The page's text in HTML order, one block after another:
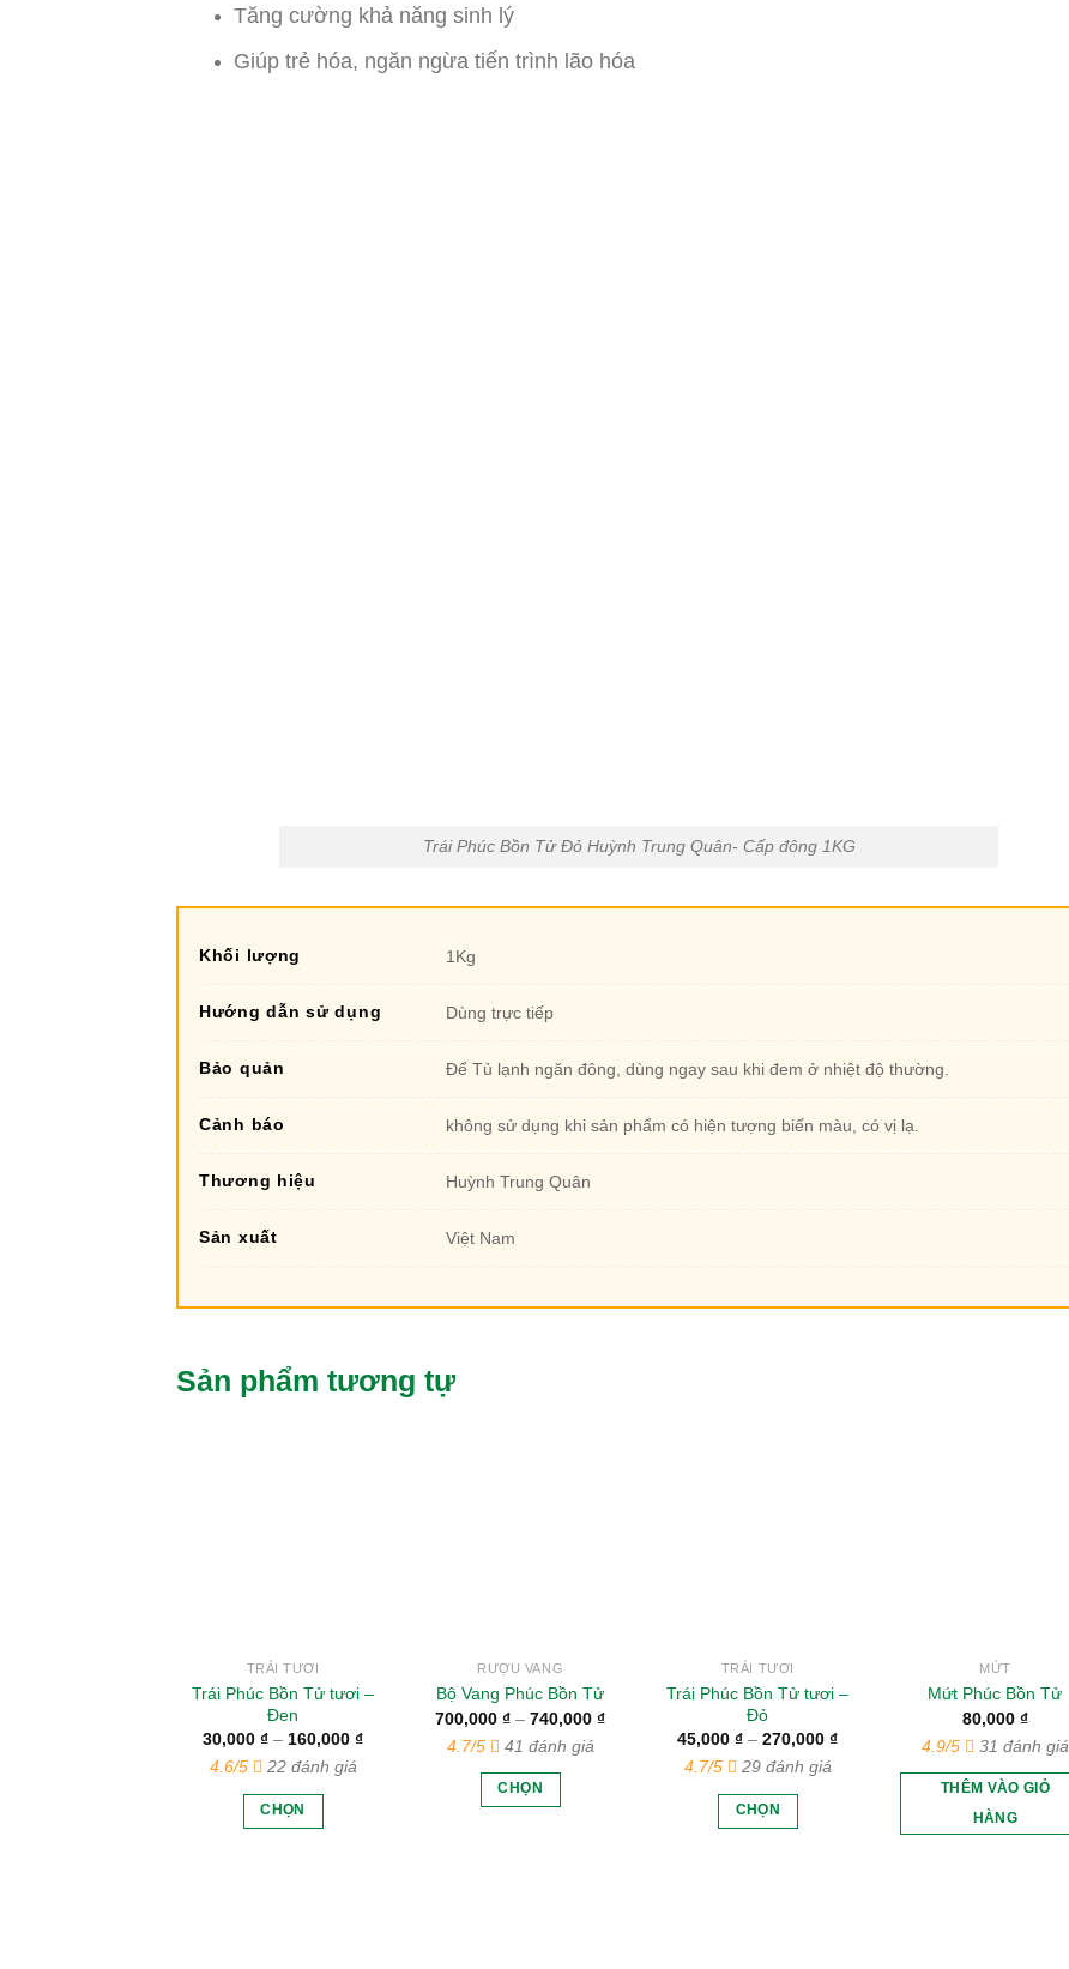
Tăng cường khả năng sinh lý
Giúp trẻ hóa, ngăn ngừa tiến trình lão hóa
Trái Phúc Bồn Tử Đỏ Huỳnh Trung Quân- Cấp đông 1KG
Khối lượng 1Kg
Hướng dẫn sử dụng Dùng trực tiếp
Bảo quản Để Tủ lạnh ngăn đông, dùng ngay sau khi đem ở nhiệt độ thường.
Cảnh báo không sử dụng khi sản phẩm có hiện tượng biến màu, có vị lạ.
Thương hiệu Huỳnh Trung Quân
Sản xuất Việt Nam
Sản phẩm tương tự
TRÁI TƯƠI
Trái Phúc Bồn Tử tươi –
Đen
30,000₫ – 160,000₫Khoảng
4.6/5 22 đánh giá
CHỌN
RƯỢU VANG
Bộ Vang Phúc Bồn Tử
700,000₫ – 740,000₫Khoảng
4.7/5 41 đánh giá
CHỌN
TRÁI TƯƠI
Trái Phúc Bồn Tử tươi –
Đỏ
45,000₫ – 270,000₫Khoảng
4.7/5 29 đánh giá
CHỌN
MỨT
Mứt Phúc Bồn Tử
80,000 ₫
4.9/5
31 đánh giá
THÊM VÀO GIỎ
HÀNG